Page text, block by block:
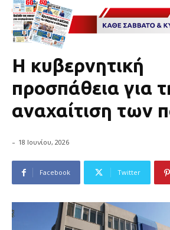
Η κυβερνητική
προσπάθεια για
αναχαίτιση των
- 18 Ιουνίου, 2026
Facebook Twitter